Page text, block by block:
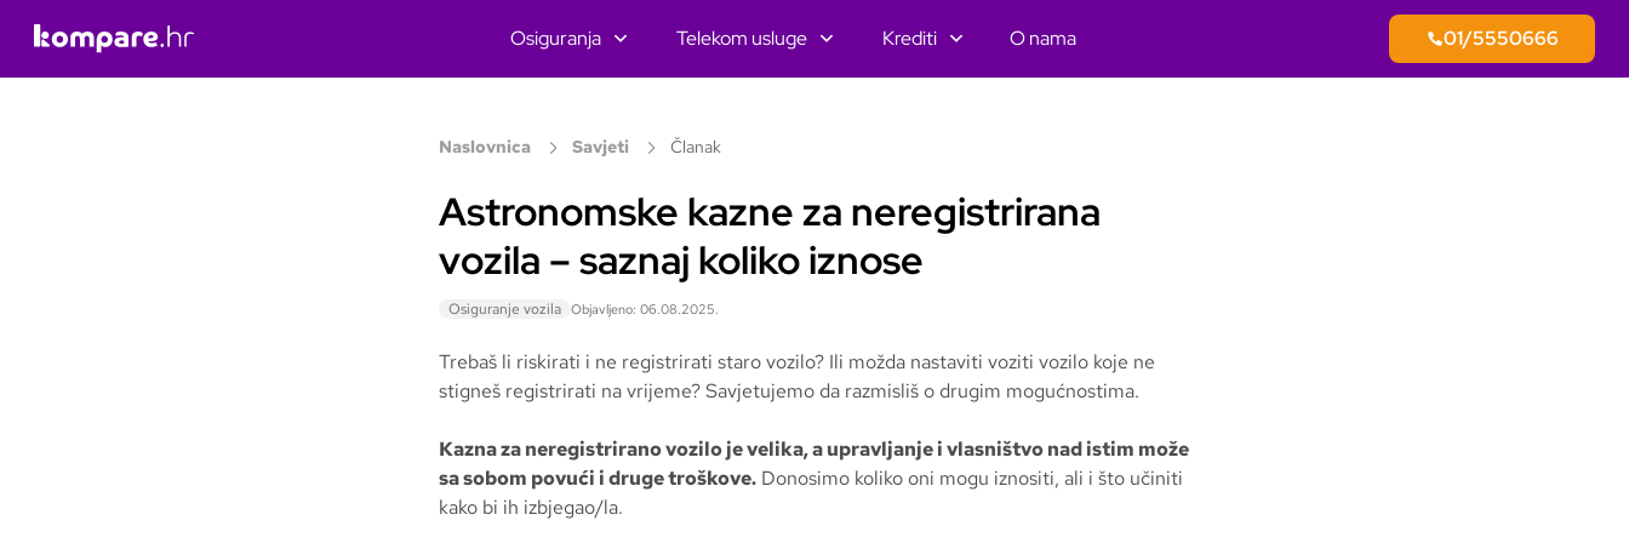
Osiguranja Telekom usluge Krediti O nama 01/5550666
Naslovnica Savjeti Članak
Astronomske kazne za neregistrirana
vozila – saznaj koliko iznose
Osiguranje vozila Objavljeno: 06.08.2025.
Trebaš li riskirati i ne registrirati staro vozilo? Ili možda nastaviti voziti vozilo koje ne
stigneš registrirati na vrijeme? Savjetujemo da razmisliš o drugim mogućnostima.
Kazna za neregistrirano vozilo je velika, a upravljanje i vlasništvo nad istim može
sa sobom povući i druge troškove. Donosimo koliko oni mogu iznositi, ali i što učiniti
kako bi ih izbjegao/la.